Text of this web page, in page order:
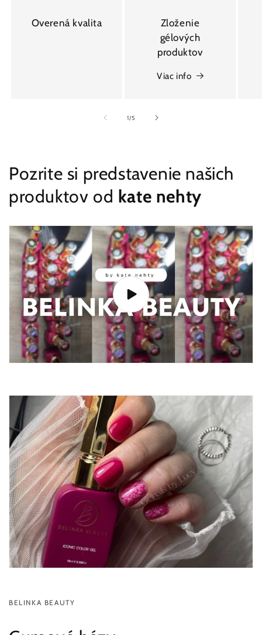
Overená kvalita
Zloženie
gélových
produktov
Viac info
1/z5
Pozrite si predstavenie našich
produktov od kate nehty
BELINKA BEAUTY